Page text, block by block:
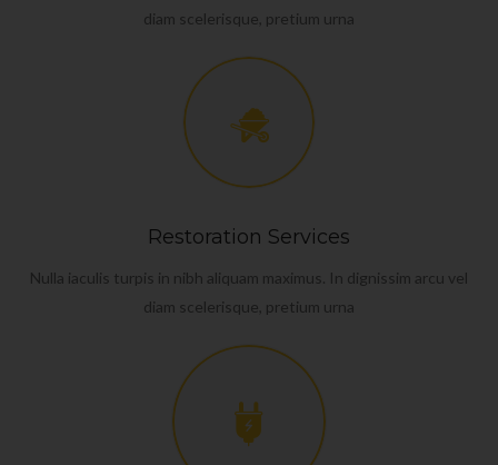
diam scelerisque, pretium urna
Restoration Services
Nulla iaculis turpis in nibh aliquam maximus. In dignissim arcu vel
diam scelerisque, pretium urna